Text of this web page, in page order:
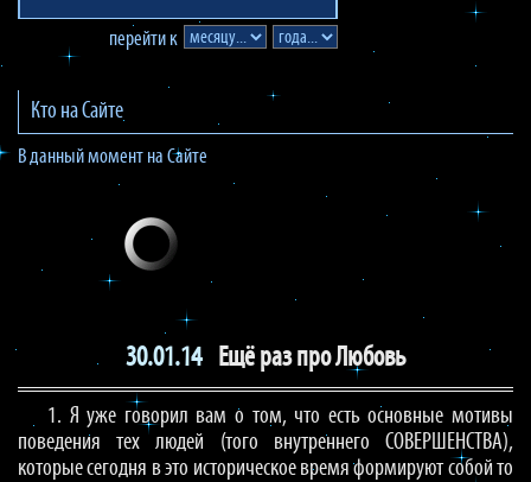
перейти к
Кто на Сайте
В данный момент на Сайте
30.01.14 Ещё раз про Любовь
1. Я уже говорил вам о том, что есть основные мотивы
поведения тех людей (того внутреннего СОВЕРШЕНСТВА),
которые сегодня в это историческое время формируют собой то